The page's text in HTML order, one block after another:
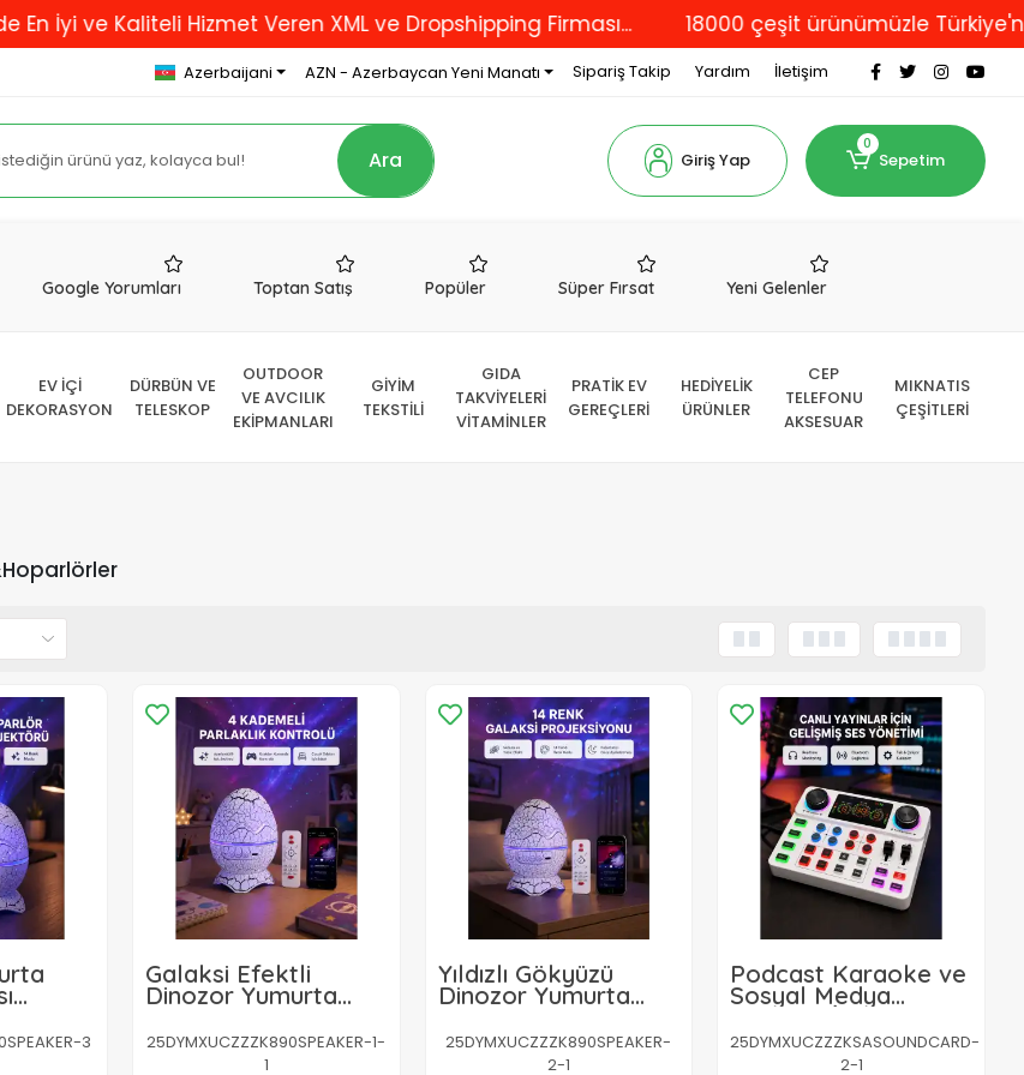
Hizmet Veren XML ve Dropshipping Firması... 18000 çeşit ürünümüzle Türkiye'nin dört bir
Azerbaijani AZN - Azerbaycan Yeni Manatı Sipariş Takip Yardım İletişim
Ara Giriş Yap
0
Sepetim
Google Yorumları Toptan Satış Popüler Süper Fırsat Yeni Gelenler
EV İÇİ
DEKORASYON
DÜRBÜN VE
TELESKOP
OUTDOOR
VE AVCILIK
EKİPMANLARI
GİYİM
TEKSTİLİ
GIDA
TAKVİYELERİ
VİTAMİNLER
PRATİK EV
GEREÇLERİ
HEDİYELİK
ÜRÜNLER
CEP
TELEFONU
AKSESUAR
MIKNATIS
ÇEŞİTLERİ
3
Galaksi Efektli
Dinozor Yumurta
Çözünürlüklü
25DYMXUCZZZK890SPEAKER-1-
1
Yıldızlı Gökyüzü
Dinozor Yumurta
Ayarlanabilir
Parlaklık ve Hız
25DYMXUCZZZK890SPEAKER-
2-1
Podcast Karaoke ve
Sosyal Medya
Yayınları İçin Ses
Kartı
25DYMXUCZZZKSASOUNDCARD-
2-1